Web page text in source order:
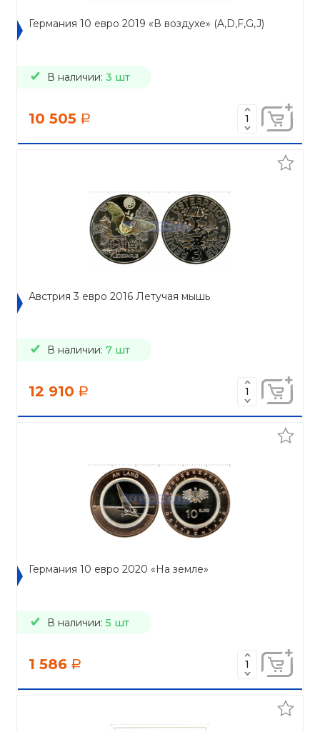
Германия 10 евро 2019 «В воздухе» (A,D,F,G,J)
В наличии: 3 шт
10 505 a
Австрия 3 евро 2016 Летучая мышь
В наличии: 7 шт
12 910 a
Германия 10 евро 2020 «На земле»
В наличии: 5 шт
1 586 a